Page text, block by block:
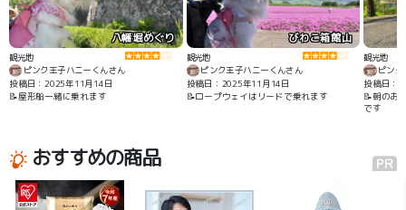
八幡堀めぐり
観光地
ピンク王子ハニーくんさん
投稿日：2025年11月14日
📝屋形船一緒に乗れます
びわこ箱館山
観光地
ピンク王子ハニーくんさん
投稿日：2025年11月14日
📝ロープウェイはリードで乗れます
観光地
ピン
投稿日：
📝朝のお
です
おすすめの商品